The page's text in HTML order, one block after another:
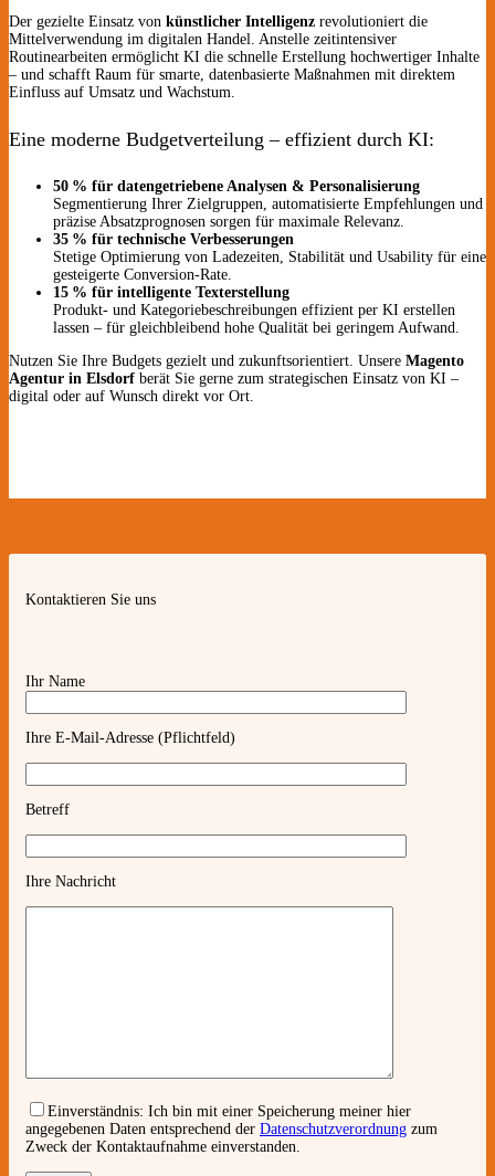
Der gezielte Einsatz von künstlicher Intelligenz revolutioniert die
Mittelverwendung im digitalen Handel. Anstelle zeitintensiver
Routinearbeiten ermöglicht KI die schnelle Erstellung hochwertiger Inhalte
– und schafft Raum für smarte, datenbasierte Maßnahmen mit direktem
Einfluss auf Umsatz und Wachstum.
Eine moderne Budgetverteilung – effizient durch KI:
50 % für datengetriebene Analysen & Personalisierung
Segmentierung Ihrer Zielgruppen, automatisierte Empfehlungen und
präzise Absatzprognosen sorgen für maximale Relevanz.
35 % für technische Verbesserungen
Stetige Optimierung von Ladezeiten, Stabilität und Usability für eine
gesteigerte Conversion-Rate.
15 % für intelligente Texterstellung
Produkt- und Kategoriebeschreibungen effizient per KI erstellen
lassen – für gleichbleibend hohe Qualität bei geringem Aufwand.
Nutzen Sie Ihre Budgets gezielt und zukunftsorientiert. Unsere Magento
Agentur in Elsdorf berät Sie gerne zum strategischen Einsatz von KI –
digital oder auf Wunsch direkt vor Ort.
Kontaktieren Sie uns
Ihr Name
Ihre E-Mail-Adresse (Pflichtfeld)
Betreff
Ihre Nachricht
Einverständnis: Ich bin mit einer Speicherung meiner hier
angegebenen Daten entsprechend der Datenschutzverordnung zum
Zweck der Kontaktaufnahme einverstanden.